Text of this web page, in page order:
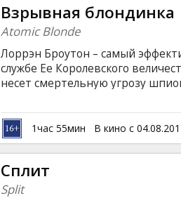
Взрывная блондинка
Atomic Blonde
Лоррэн Броутон – самый
службе Ее Королевского
несет смертельную угрозу
падет берлинская стена, а
заполучить досье на всех
Лоррэн оказывается втянутой
субтитрами на латышском и
1час 55мин В кино с
Сплит
Split